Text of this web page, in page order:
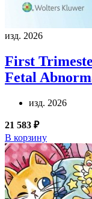
изд. 2026
First
Fetal
изд. 2026
21 583 ₽
В корзину